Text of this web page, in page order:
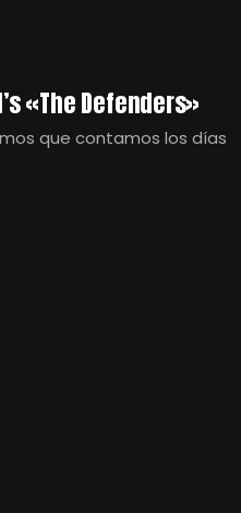
«The Defenders»
que contamos los días